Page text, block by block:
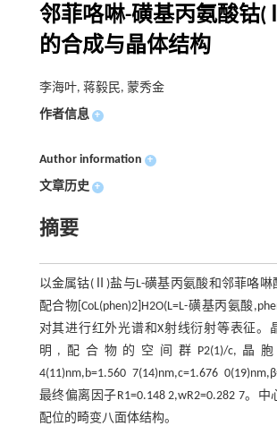
邻菲咯啉-磺基丙氨酸钴
的合成与晶体结构
李海叶, 蒋毅民, 蒙秀金
作者信息 +
Author information +
文章历史 +
摘要
以金属钴(Ⅱ)盐与L-磺基丙氨酸和邻菲咯啉
配合物[CoL(phen)2]H2O(L=L-磺基丙氨酸
对其进行红外光谱和X射线衍射等表征。
明,配合物的空间群P2(1)/c,晶胞
4(11)nm,b=1.560 7(14)nm,c=1.676
最终偏离因子R1=0.148 2,wR2=0.282 7。
配位的畸变八面体结构。